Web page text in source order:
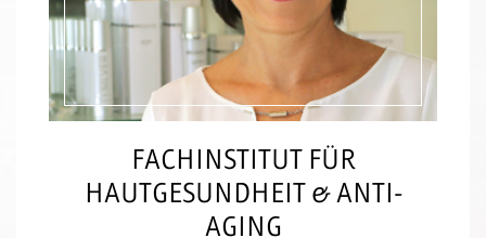
FACHINSTITUT FÜR
HAUTGESUNDHEIT & ANTI-
AGING